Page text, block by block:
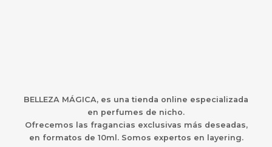
BELLEZA MÁGICA, es una tienda online especializada
en perfumes de nicho.
Ofrecemos las fragancias exclusivas más deseadas,
en formatos de 10ml. Somos expertos en layering.